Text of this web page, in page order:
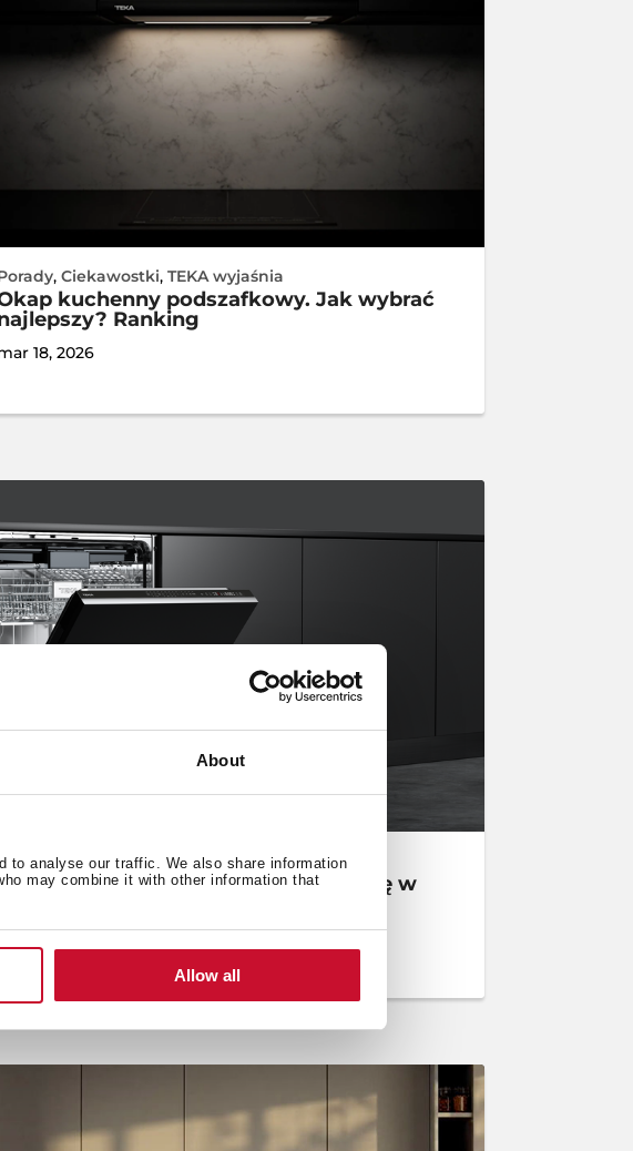
About
to analyse our traffic. We also share information
may combine it with other information that
Allow all
,Ciekawostki,TEKA wyjaśnia
kuchenny podszafkowy. Jak wybrać
Ranking
18, 2026
, TEKA wyjaśnia
2026 – który model sprawdzi się w